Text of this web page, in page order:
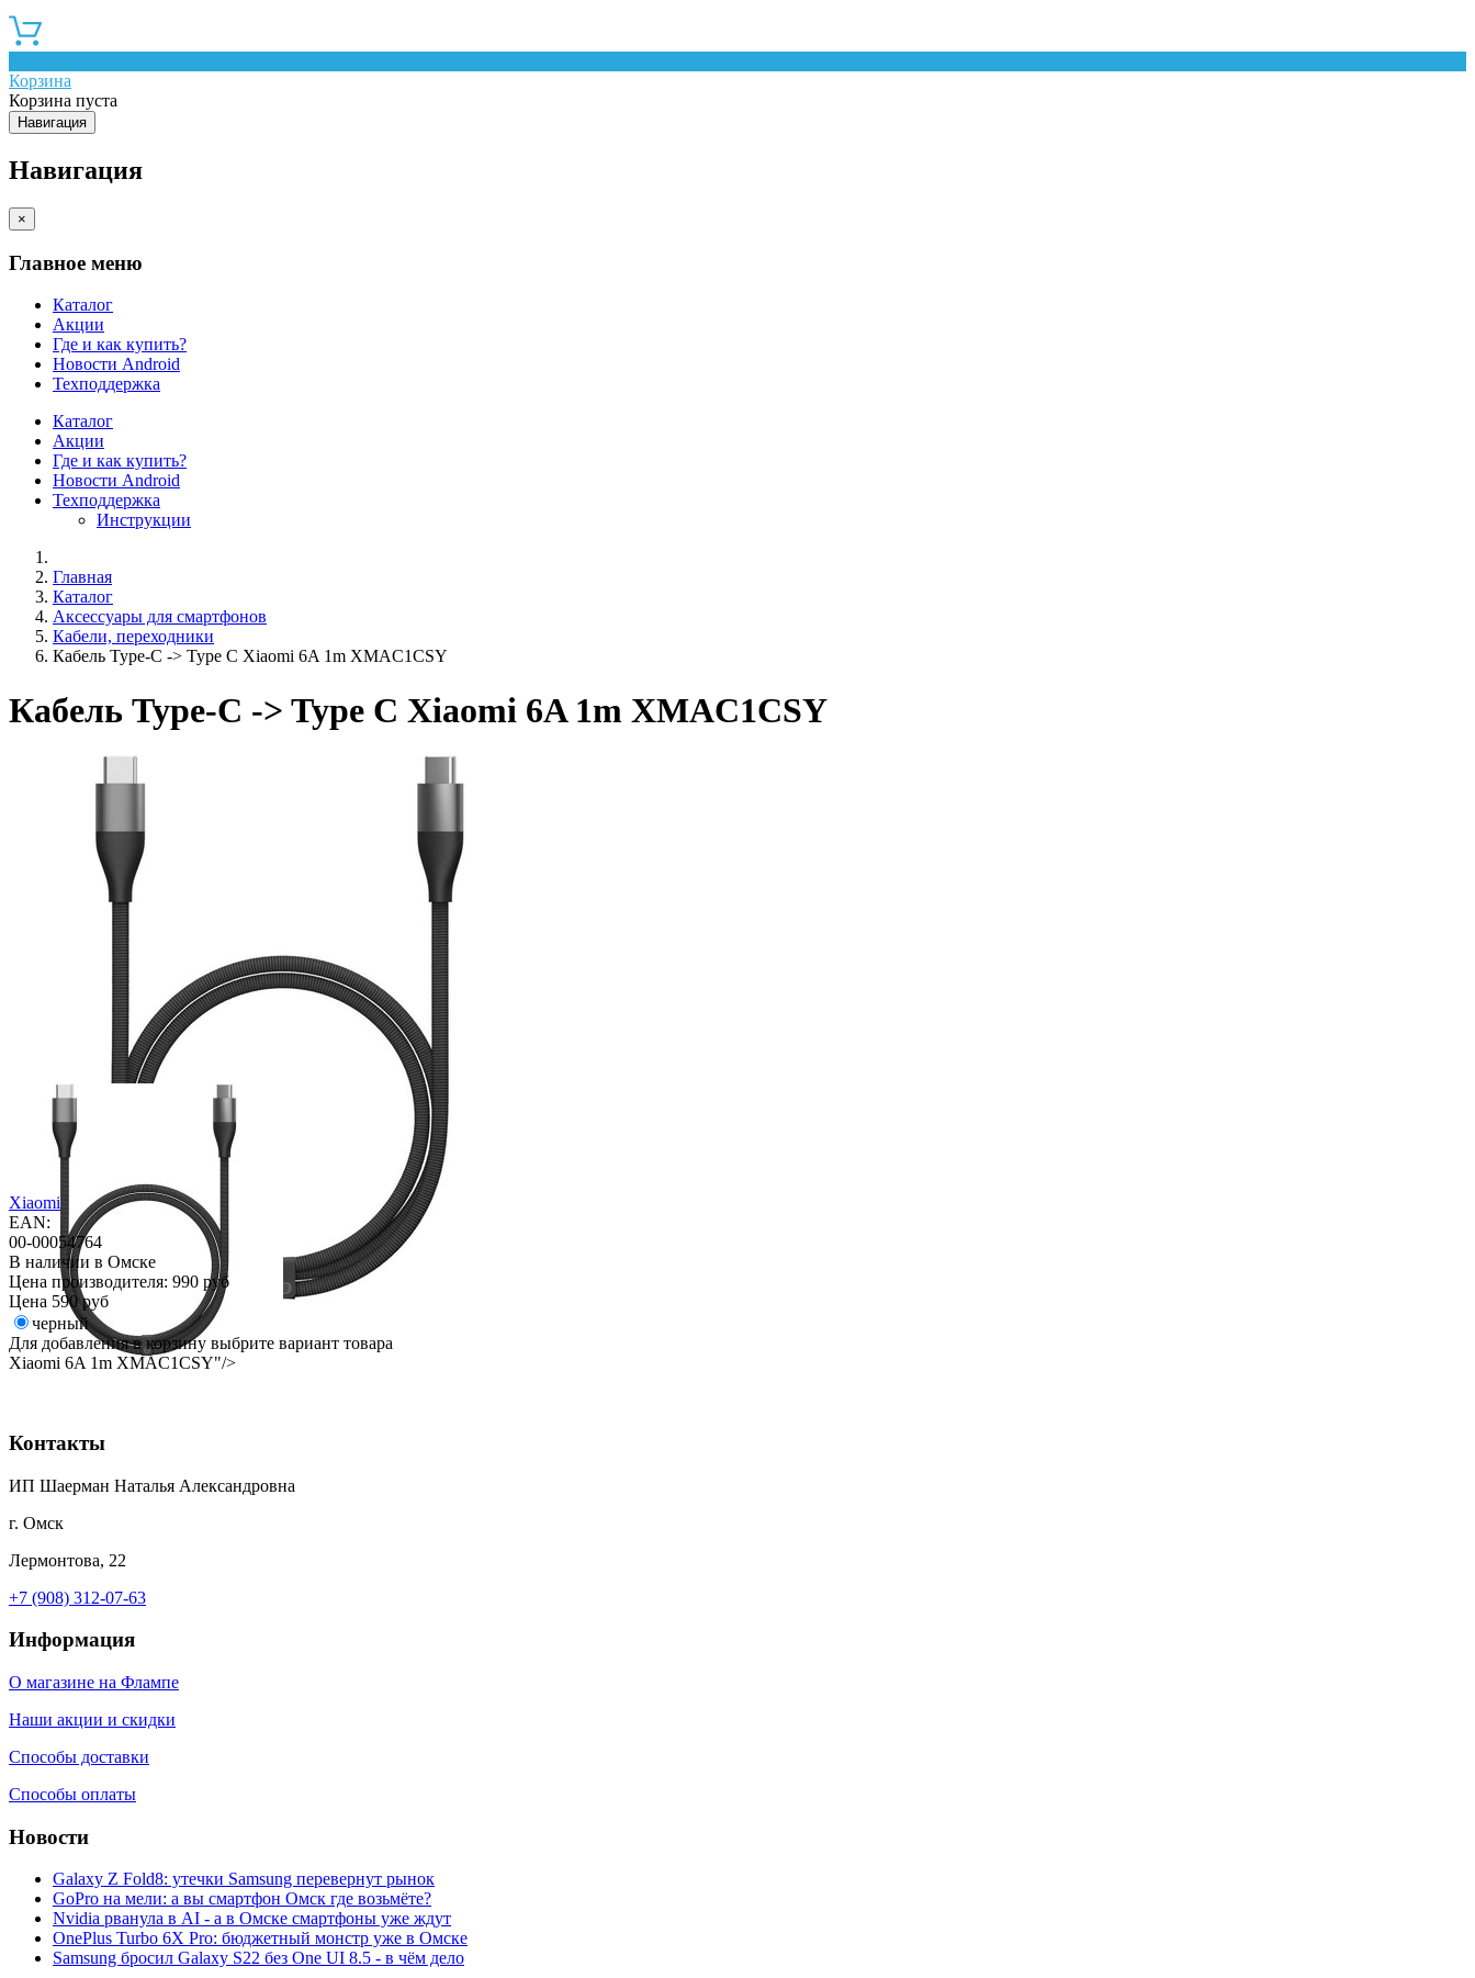
Корзина
Корзина пуста
Навигация
Навигация
×
Главное меню
Каталог
Акции
Где и как купить?
Новости Android
Техподдержка
Каталог
Акции
Где и как купить?
Новости Android
Техподдержка
Инструкции
Главная
Каталог
Аксессуары для смартфонов
Кабели, переходники
Кабель Type-C -> Type C Xiaomi 6A 1m XMAC1CSY
Кабель Type-C -> Type C Xiaomi 6A 1m XMAC1CSY
Xiaomi
EAN:
00-00054764
В наличии в Омске
Цена производителя: 990 руб
Цена 590 руб
черный
Для добавления в корзину выбрите вариант товара
Xiaomi 6A 1m XMAC1CSY"/>
Контакты
ИП Шаерман Наталья Александровна
г. Омск
Лермонтова, 22
+7 (908) 312-07-63
Информация
О магазине на Флампе
Наши акции и скидки
Способы доставки
Способы оплаты
Новости
Galaxy Z Fold8: утечки Samsung перевернут рынок
GoPro на мели: а вы смартфон Омск где возьмёте?
Nvidia рванула в AI - а в Омске смартфоны уже ждут
OnePlus Turbo 6X Pro: бюджетный монстр уже в Омске
Samsung бросил Galaxy S22 без One UI 8.5 - в чём дело